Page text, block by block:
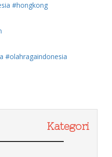
#hongkong
#olahragaindonesia
Kategori